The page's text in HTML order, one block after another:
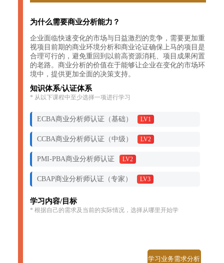
为什么需要商业分析能力？
企业面临快速变化的市场与日益激烈的竞争，需要更加重
视项目前期的商业环境分析和商业论证确保上马的项目是
合理可行的，避免重回到以前高资源消耗、项目成果闲置
的老路。商业分析的价值在于能够让企业在变化的市场环
境中，提供更加全面的决策支持。
知识体系/认证体系
* 从以下课程中至少选择一项进行学习
ECBA商业分析师认证（基础） LV1
CCBA商业分析师认证（中级） LV2
PMI-PBA商业分析师认证 LV2
CBAP商业分析师认证（专家） LV3
学习内容/目标
* 根据自己的需求及当前的实际情况，选择从哪里开始学
学习业务需求分析